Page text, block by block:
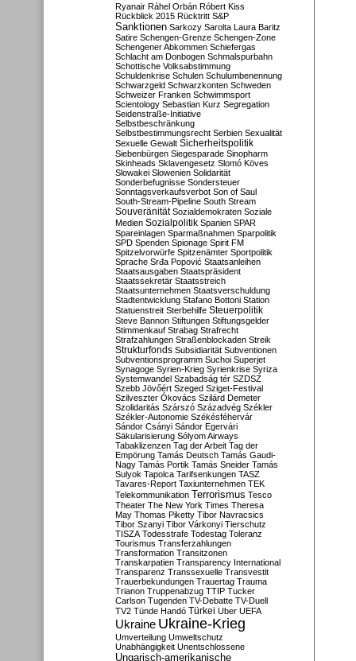
Ryanair Ráhel Orbán Róbert Kiss
Rückblick 2015 Rücktritt S&P
Sanktionen Sarkozy Sarolta Laura Baritz
Satire Schengen-Grenze Schengen-Zone
Schengener Abkommen Schiefergas
Schlacht am Donbogen Schmalspurbahn
Schottische Volksabstimmung
Schuldenkrise Schulen Schulumbenennung
Schwarzgeld Schwarzkonten Schweden
Schweizer Franken Schwimmsport
Scientology Sebastian Kurz Segregation
Seidenstraße-Initiative
Selbstbeschränkung
Selbstbestimmungsrecht Serbien Sexualität
Sexuelle Gewalt Sicherheitspolitik
Siebenbürgen Siegesparade Sinopharm
Skinheads Sklavengesetz Slomó Köves
Slowakei Slowenien Solidarität
Sonderbefugnisse Sondersteuer
Sonntagsverkaufsverbot Son of Saul
South-Stream-Pipeline South Stream
Souveränität Sozialdemokraten Soziale
Medien Sozialpolitik Spanien SPAR
Spareinlagen Sparmaßnahmen Sparpolitik
SPD Spenden Spionage Spirit FM
Spitzelvorwürfe Spitzenämter Sportpolitik
Sprache Srđa Popović Staatsanleihen
Staatsausgaben Staatspräsident
Staatssekretär Staatsstreich
Staatsunternehmen Staatsverschuldung
Stadtentwicklung Stafano Bottoni Station
Statuenstreit Sterbehilfe Steuerpolitik
Steve Bannon Stiftungen Stiftungsgelder
Stimmenkauf Strabag Strafrecht
Strafzahlungen Straßenblockaden Streik
Strukturfonds Subsidiarität Subventionen
Subventionsprogramm Suchoi Superjet
Synagoge Syrien-Krieg Syrienkrise Syriza
Systemwandel Szabadság tér SZDSZ
Szebb Jövőért Szeged Sziget-Festival
Szilveszter Ókovács Szilárd Demeter
Szolidaritás Szárszó Századvég Székler
Székler-Autonomie Székésféhervár
Sándor Csányi Sándor Egervári
Säkularisierung Sólyom Airways
Tabaklizenzen Tag der Arbeit Tag der
Empörung Tamás Deutsch Tamás Gaudi-
Nagy Tamás Portik Tamás Sneider Tamás
Sulyok Tapolca Tarifsenkungen TASZ
Tavares-Report Taxiunternehmen TEK
Telekommunikation Terrorismus Tesco
Theater The New York Times Theresa
May Thomas Piketty Tibor Navracsics
Tibor Szanyi Tibor Várkonyi Tierschutz
TISZA Todesstrafe Todestag Toleranz
Tourismus Transferzahlungen
Transformation Transitzonen
Transkarpatien Transparency International
Transparenz Transsexuelle Transvestit
Trauerbekundungen Trauertag Trauma
Trianon Truppenabzug TTIP Tucker
Carlson Tugenden TV-Debatte TV-Duell
TV2 Tünde Handó Türkei Uber UEFA
Ukraine Ukraine-Krieg
Umverteilung Umweltschutz
Unabhängigkeit Unentschlossene
Ungarisch-amerikanische